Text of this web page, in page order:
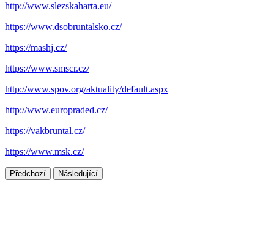
http://www.slezskaharta.eu/
https://www.dsobruntalsko.cz/
https://mashj.cz/
https://www.smscr.cz/
http://www.spov.org/aktuality/default.aspx
http://www.europraded.cz/
https://vakbruntal.cz/
https://www.msk.cz/
Předchozí Následující